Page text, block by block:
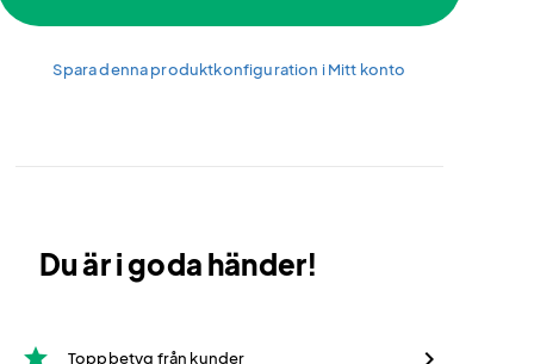
Spara denna produktkonfiguration i Mitt konto
Du är i goda händer!
star Toppbetyg från kunder